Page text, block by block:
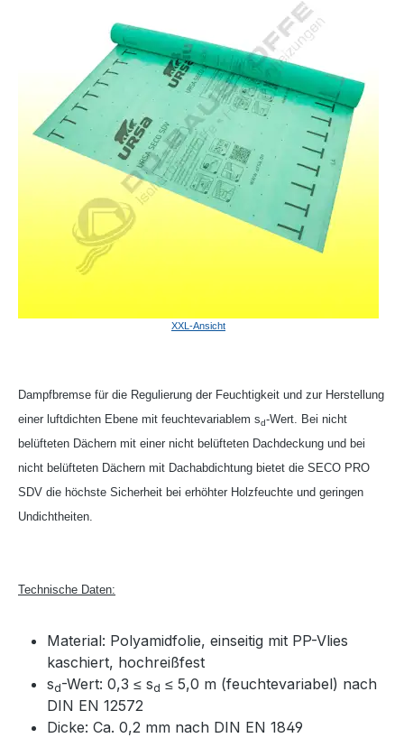
XXL-Ansicht
Dampfbremse für die Regulierung der Feuchtigkeit und zur Herstellung
einer luftdichten Ebene mit feuchtevariablem sd-Wert. Bei nicht
belüfteten Dächern mit einer nicht belüfteten Dachdeckung und bei
nicht belüfteten Dächern mit Dachabdichtung bietet die SECO PRO
SDV die höchste Sicherheit bei erhöhter Holzfeuchte und geringen
Undichtheiten.
Technische Daten:
Material: Polyamidfolie, einseitig mit PP-Vlies
kaschiert, hochreißfest
sd-Wert: 0,3 ≤ sd ≤ 5,0 m (feuchtevariabel) nach
DIN EN 12572
Dicke: Ca. 0,2 mm nach DIN EN 1849